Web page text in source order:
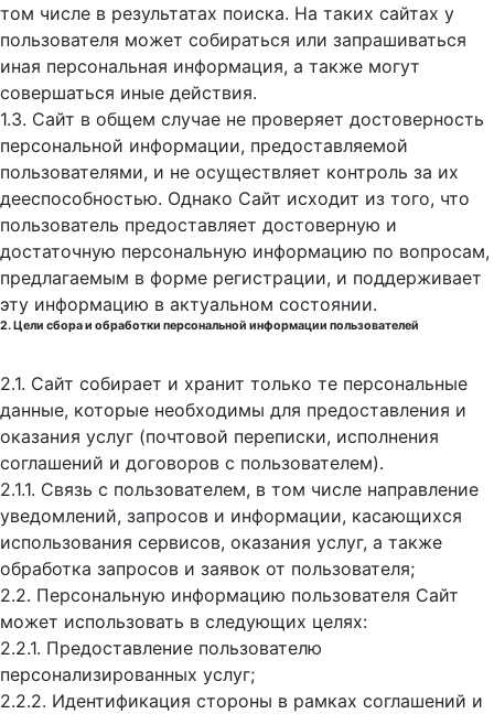
том числе в результатах поиска. На таких сайтах у
пользователя может собираться или запрашиваться
иная персональная информация, а также могут
совершаться иные действия.
1.3. Сайт в общем случае не проверяет достоверность
персональной информации, предоставляемой
пользователями, и не осуществляет контроль за их
дееспособностью. Однако Сайт исходит из того, что
пользователь предоставляет достоверную и
достаточную персональную информацию по вопросам,
предлагаемым в форме регистрации, и поддерживает
эту информацию в актуальном состоянии.
2. Цели сбора и обработки персональной информации пользователей
2.1. Сайт собирает и хранит только те персональные
данные, которые необходимы для предоставления и
оказания услуг (почтовой переписки, исполнения
соглашений и договоров с пользователем).
2.1.1. Связь с пользователем, в том числе направление
уведомлений, запросов и информации, касающихся
использования сервисов, оказания услуг, а также
обработка запросов и заявок от пользователя;
2.2. Персональную информацию пользователя Сайт
может использовать в следующих целях:
2.2.1. Предоставление пользователю
персонализированных услуг;
2.2.2. Идентификация стороны в рамках соглашений и